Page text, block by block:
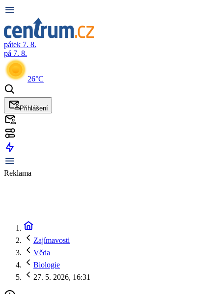
pátek 7. 8.
pá 7. 8.
26°C
Přihlášení
Reklama
Zajímavosti
Věda
Biologie
27. 5. 2026, 16:31